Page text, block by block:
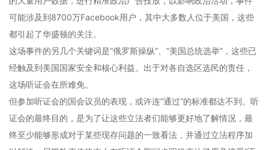
可能涉及到8700万Facebook用户，其中大多数人位于美国，这些
都引起了华盛顿的关注。
这场事件的另几个关键词是“俄罗斯操纵”、“美国总统选举”，这些已
经触及到美国国家安全和核心利益。出于对各自选区选民的责任，
这场听证会在所难免。
但参加听证会的国会议员的表现，或许连“通过”的标准都达不到。听
证会的最终目的，是为了让这些立法者们能够更好地了解情况，最
终至少能够形成对于某些现存问题的一致看法，并通过立法程序加